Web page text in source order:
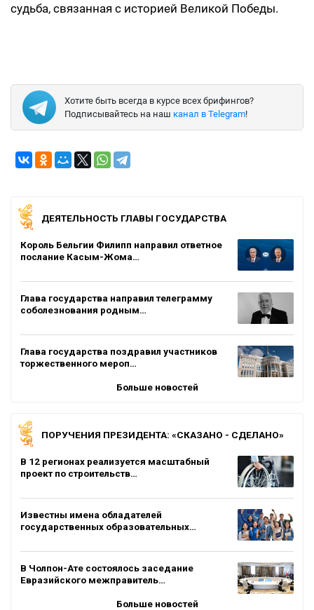
судьба, связанная с историей Великой Победы.
Хотите быть всегда в курсе всех брифингов?
Подписывайтесь на наш канал в Telegram!
ДЕЯТЕЛЬНОСТЬ ГЛАВЫ ГОСУДАРСТВА
Король Бельгии Филипп направил ответное
послание Касым-Жома…
Глава государства направил телеграмму
соболезнования родным…
Глава государства поздравил участников
торжественного мероп…
Больше новостей
ПОРУЧЕНИЯ ПРЕЗИДЕНТА: «СКАЗАНО - СДЕЛАНО»
В 12 регионах реализуется масштабный
проект по строительств…
Известны имена обладателей
государственных образовательных…
В Чолпон-Ате состоялось заседание
Евразийского межправитель…
Больше новостей